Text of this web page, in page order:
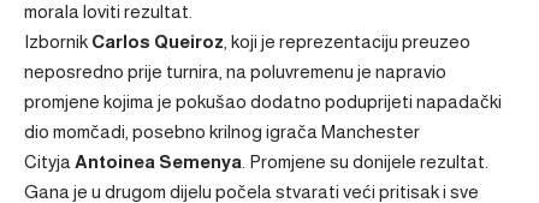
morala loviti rezultat.
Izbornik Carlos Queiroz , koji je reprezentaciju preuzeo
neposredno prije turnira, na poluvremenu je napravio
promjene kojima je pokušao dodatno poduprijeti napadački
dio momčadi, posebno krilnog igrača Manchester
Cityja Antoinea Semenya . Promjene su donijele rezultat.
Gana je u drugom dijelu počela stvarati veći pritisak i sve